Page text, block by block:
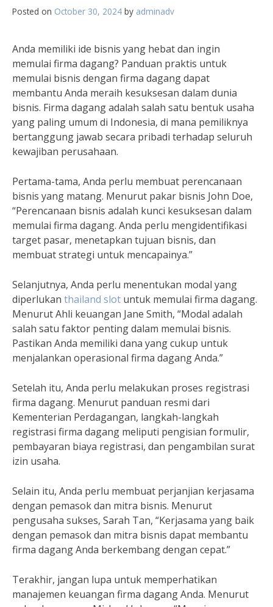
Posted on October 30, 2024 by adminadv
Anda memiliki ide bisnis yang hebat dan ingin
memulai firma dagang? Panduan praktis untuk
memulai bisnis dengan firma dagang dapat
membantu Anda meraih kesuksesan dalam dunia
bisnis. Firma dagang adalah salah satu bentuk usaha
yang paling umum di Indonesia, di mana pemiliknya
bertanggung jawab secara pribadi terhadap seluruh
kewajiban perusahaan.
Pertama-tama, Anda perlu membuat perencanaan
bisnis yang matang. Menurut pakar bisnis John Doe,
“Perencanaan bisnis adalah kunci kesuksesan dalam
memulai firma dagang. Anda perlu mengidentifikasi
target pasar, menetapkan tujuan bisnis, dan
membuat strategi untuk mencapainya.”
Selanjutnya, Anda perlu menentukan modal yang
diperlukan thailand slot untuk memulai firma dagang.
Menurut Ahli keuangan Jane Smith, “Modal adalah
salah satu faktor penting dalam memulai bisnis.
Pastikan Anda memiliki dana yang cukup untuk
menjalankan operasional firma dagang Anda.”
Setelah itu, Anda perlu melakukan proses registrasi
firma dagang. Menurut panduan resmi dari
Kementerian Perdagangan, langkah-langkah
registrasi firma dagang meliputi pengisian formulir,
pembayaran biaya registrasi, dan pengambilan surat
izin usaha.
Selain itu, Anda perlu membuat perjanjian kerjasama
dengan pemasok dan mitra bisnis. Menurut
pengusaha sukses, Sarah Tan, “Kerjasama yang baik
dengan pemasok dan mitra bisnis dapat membantu
firma dagang Anda berkembang dengan cepat.”
Terakhir, jangan lupa untuk memperhatikan
manajemen keuangan firma dagang Anda. Menurut